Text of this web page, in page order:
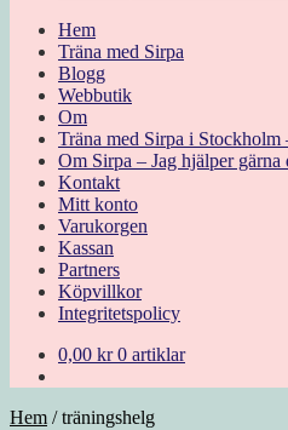
Hem
Träna med Sirpa
Blogg
Webbutik
Om
Träna med Sirpa i
Om Sirpa – Jag hjälper gärna
Kontakt
Mitt konto
Varukorgen
Kassan
Partners
Köpvillkor
Integritetspolicy
0,00 kr 0 artiklar
Hem /träningshelg